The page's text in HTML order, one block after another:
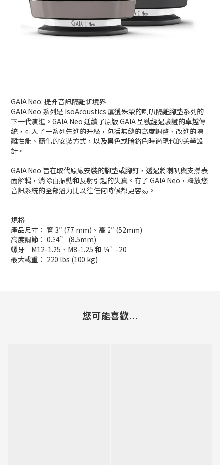
GAIA Neo: 提升音訊隔離新境界
GAIA Neo 系列是 IsoAcoustics 屢獲殊榮的喇叭隔離腳墊系列的
下一代演進。GAIA Neo 延續了原版 GAIA 型號經過驗證的卓越傳
統，引入了一系列先進的升級，包括無縫的高度調整、改進的隔
離性能、簡化的安裝方式，以及黑色或暗鉻色時尚現代的美學設
計。
GAIA Neo 旨在取代原廠安裝的腳墊或腳釘，透過將喇叭與支撐表
面解耦，消除由振動和反射引起的失真。有了 GAIA Neo，釋放您
音訊系統的全部潛力比以往任何時候都更容易。
規格
產品尺寸： 寬 3″ (77 mm)、高 2″ (52mm)
高度調節： 0.34” (8.5mm)
螺牙：M12-1.25、M8-1.25 和 ¼”-20
最大載重： 220 lbs (100 kg)
您可能喜歡...